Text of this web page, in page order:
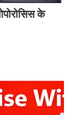
health